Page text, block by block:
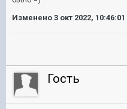
Изменено 3 окт 2022, 10:46:01
Гость